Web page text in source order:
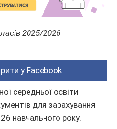
2025/2026
у Facebook
середньої освіти
для зарахування
навчального року.